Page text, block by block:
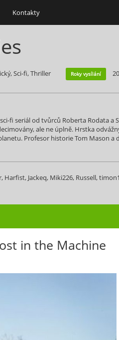
Kontakty
Sci-fi, Thriller Roky vysílání
fi seriál od tvůrců Roberta Rodata a
ale ne úplně. Hrstka
Profesor historie Tom Mason
Harfist, Jackeq, Miki226, Russell,
in the Machine